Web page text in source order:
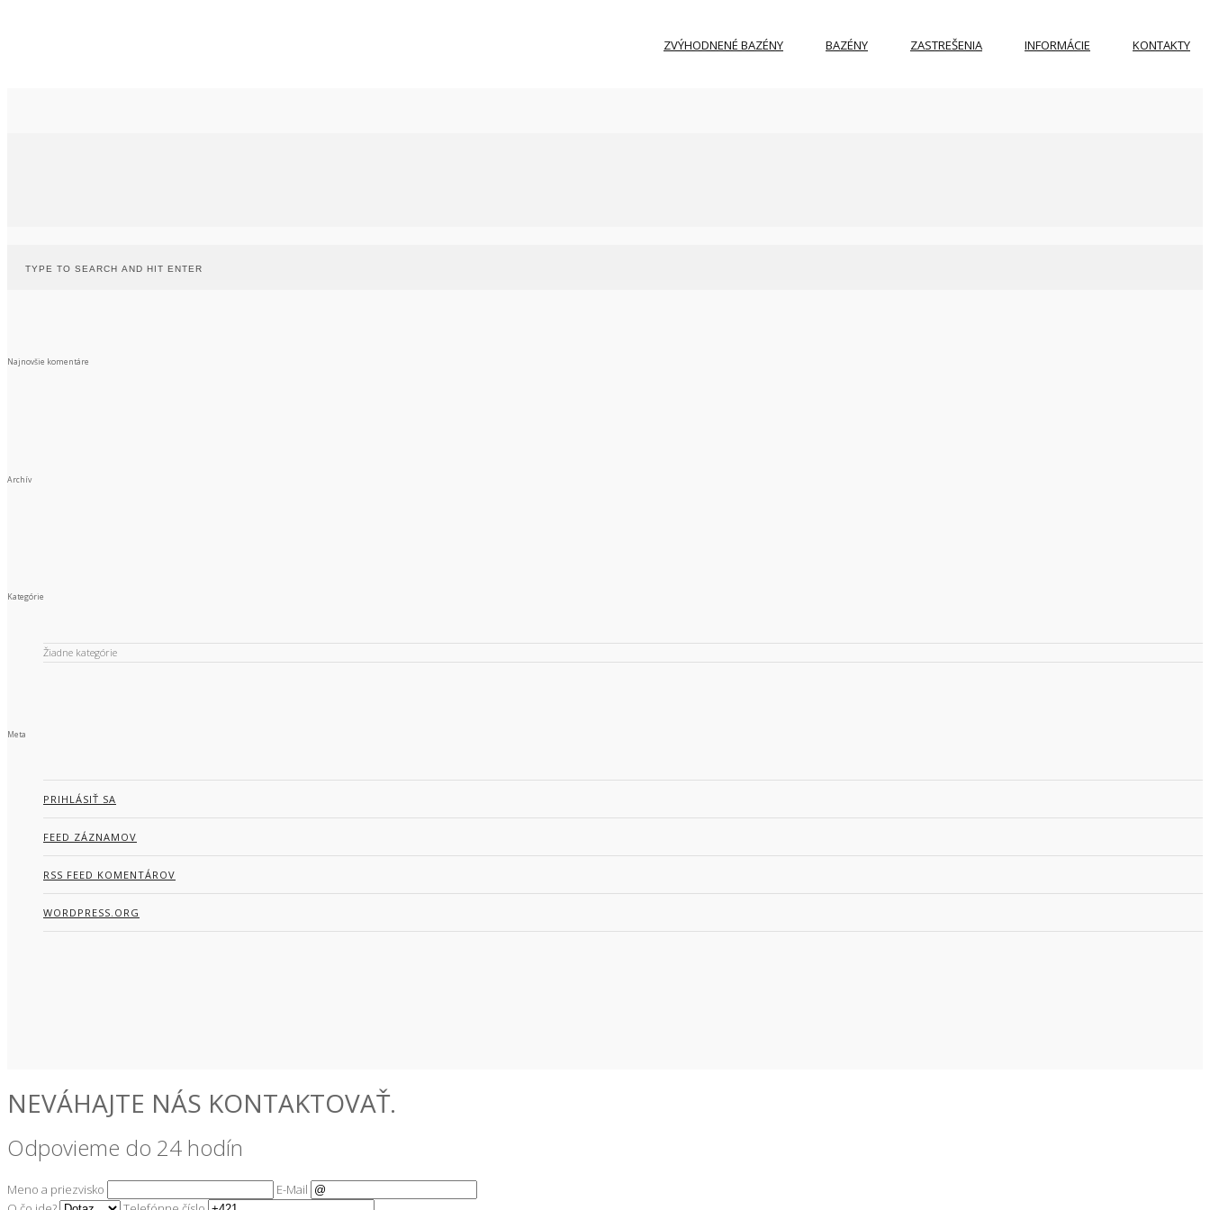
ZVÝHODNENÉ BAZÉNY BAZÉNY ZASTREŠENIA INFORMÁCIE KONTAKTY
Najnovšie komentáre
Archív
Kategórie
Žiadne kategórie
Meta
PRIHLÁSIŤ SA
FEED ZÁZNAMOV
RSS FEED KOMENTÁROV
WORDPRESS.ORG
NEVÁHAJTE NÁS KONTAKTOVAŤ.
Odpovieme do 24 hodín
Meno a priezvisko
E-Mail